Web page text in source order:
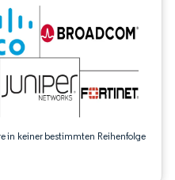
in keiner bestimmten Reihenfolge
erfordert Namensnennung